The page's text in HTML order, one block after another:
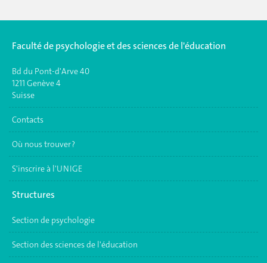
Faculté de psychologie et des sciences de l'éducation
Bd du Pont-d'Arve 40
1211 Genève 4
Suisse
Contacts
Où nous trouver ?
S'inscrire à l'UNIGE
Structures
Section de psychologie
Section des sciences de l'éducation